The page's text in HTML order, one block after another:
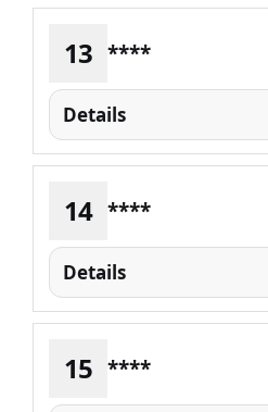
13 ****
Details
14 ****
Details
15 ****